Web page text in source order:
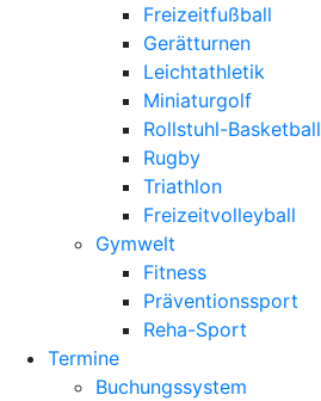
Freizeitfußball
Gerätturnen
Leichtathletik
Miniaturgolf
Rollstuhl-Basketball
Rugby
Triathlon
Freizeitvolleyball
Gymwelt
Fitness
Präventionssport
Reha-Sport
Termine
Buchungssystem